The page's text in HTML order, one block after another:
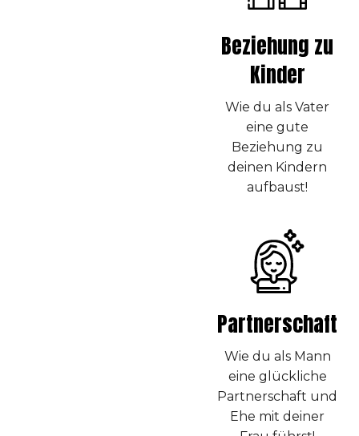
Beziehung zu
Kinder
Wie du als Vater
eine gute
Beziehung zu
deinen Kindern
aufbaust!
Partnerschaft
Wie du als Mann
eine glückliche
Partnerschaft und
Ehe mit deiner